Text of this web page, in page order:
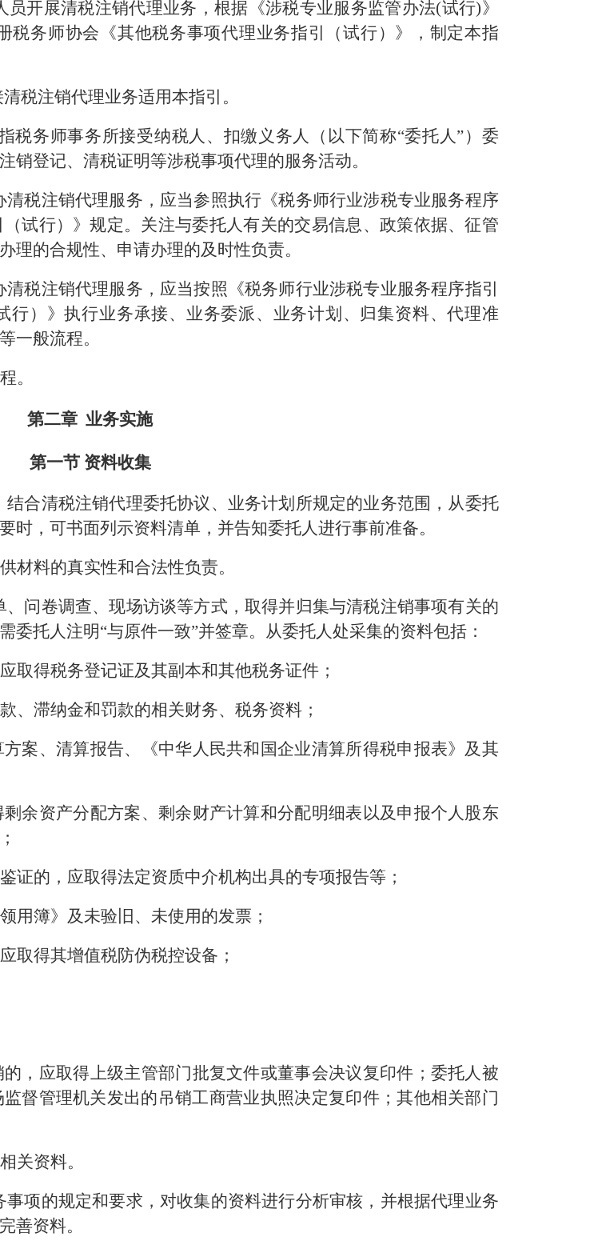
员开展清税注销代理业务，根据《涉税专业服务监管办法(试行)》
税务师协会《其他税务事项代理业务指引（试行）》，制定本指
税注销代理业务适用本指引。
税务师事务所接受纳税人、扣缴义务人（以下简称“委托人”）委
销登记、清税证明等涉税事项代理的服务活动。
清税注销代理服务，应当参照执行《税务师行业涉税专业服务程序
试行）》规定。关注与委托人有关的交易信息、政策依据、征管
理的合规性、申请办理的及时性负责。
清税注销代理服务， 应当按照《税务师行业涉税专业服务程序指引
行）》执行业务承接、业务委派、业务计划、归集资料、代理准
一般流程。
。
第二章 业务实施
第一节 资料收集
合清税注销代理委托协议、业务计划所规定的业务范围，从委托
时，可书面列示资料清单，并告知委托人进行事前准备。
材料的真实性和合法性负责。
问卷调查、现场访谈等方式，取得并归集与清税注销事项有关的
托人注明“与原件一致”并签章。从委托人处采集的资料包括：
取得税务登记证及其副本和其他税务证件；
、滞纳金和罚款的相关财务、税务资料；
案、清算报告、《中华人民共和国企业清算所得税申报表》及其
余资产分配方案、剩余财产计算和分配明细表以及申报个人股东
证的，应取得法定资质中介机构出具的专项报告等；
用簿》及未验旧、未使用的发票；
取得其增值税防伪税控设备；
，应取得上级主管部门批复文件或董事会决议复印件；委托人被
督管理机关发出的吊销工商营业执照决定复印件；其他相关部门
关资料。
项的规定和要求，对收集的资料进行分析审核，并根据代理业务
善资料。